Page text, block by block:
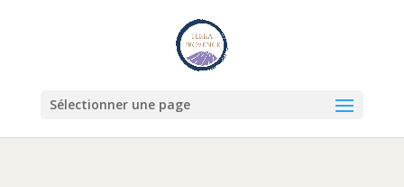
Sélectionner une page